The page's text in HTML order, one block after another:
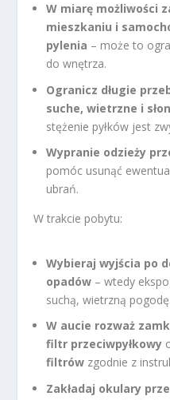
W miarę możliwości
mieszkaniu i
pylenia – może to
do wnętrza.
Ogranicz długie
suche, wietrzne i
stężenie pyłków jest
Wypranie odzieży
pomóc usunąć
ubrań.
W trakcie pobytu:
Wybieraj wyjścia po
opadów – wtedy
suchą, wietrzną pogodę.
W aucie rozważ
filtr przeciwpyłkowy
filtrów zgodnie z
Zakładaj okulary